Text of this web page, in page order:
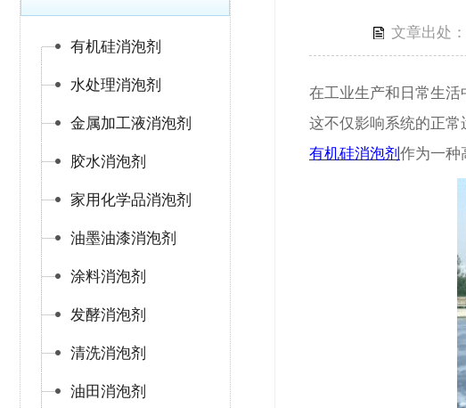
有机硅消泡剂
水处理消泡剂
金属加工液消泡剂
胶水消泡剂
家用化学品消泡剂
油墨油漆消泡剂
涂料消泡剂
发酵消泡剂
清洗消泡剂
油田消泡剂
文章出处
在工业生产和日常生活
这不仅影响系统的正常
有机硅消泡剂 作为一种